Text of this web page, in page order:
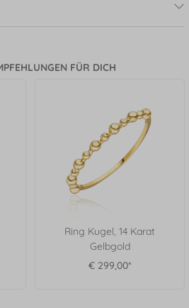
FÜR DICH
Ring Kugel, 14 Karat
Gelbgold
€ 299,00*